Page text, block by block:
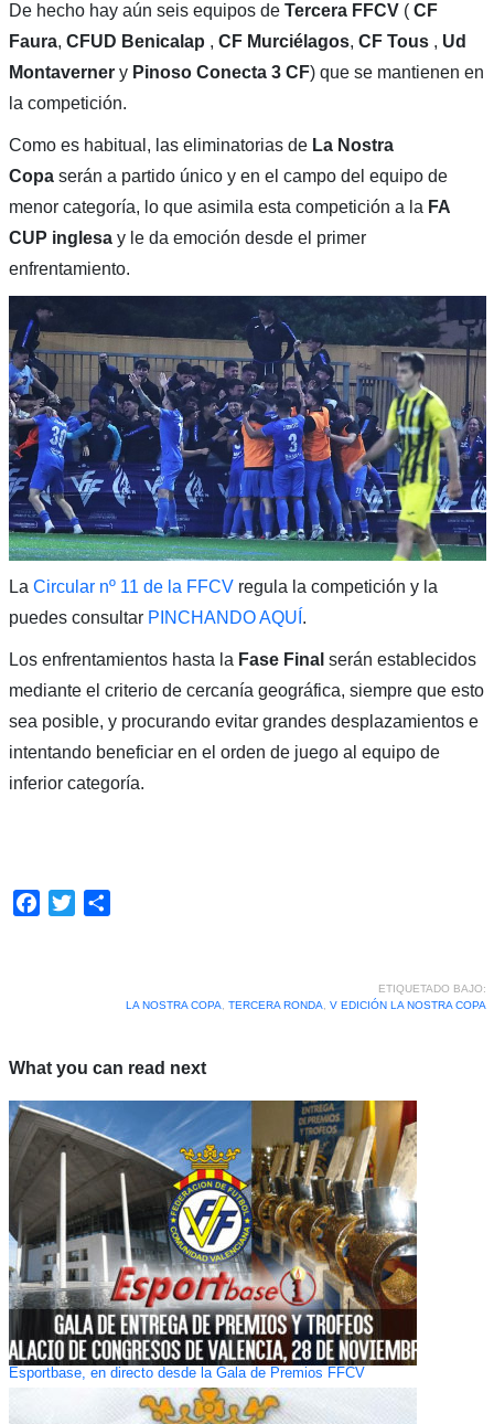
De hecho hay aún seis equipos de Tercera FFCV( CF
Faura, CFUD Benicalap , CF Murciélagos, CF Tous , Ud
Montavernery Pinoso Conecta 3 CF) que se mantienen en
la competición.
Como es habitual, las eliminatorias de La Nostra
Copaserán a partido único y en el campo del equipo de
menor categoría, lo que asimila esta competición a la FA
CUP inglesay le da emoción desde el primer
enfrentamiento.
La Circular nº 11 de la FFCVregula la competición y la
puedes consultar PINCHANDO AQUÍ .
Los enfrentamientos hasta la Fase Final serán establecidos
mediante el criterio de cercanía geográfica, siempre que esto
sea posible, y procurando evitar grandes desplazamientos e
intentando beneficiar en el orden de juego al equipo de
inferior categoría.
Facebook
Twitter
ETIQUETADO BAJO:
LA NOSTRA COPA, TERCERA RONDA, V EDICIÓN LA NOSTRA COPA
What you can read next
Esportbase, en directo desde la Gala de Premios FFCV